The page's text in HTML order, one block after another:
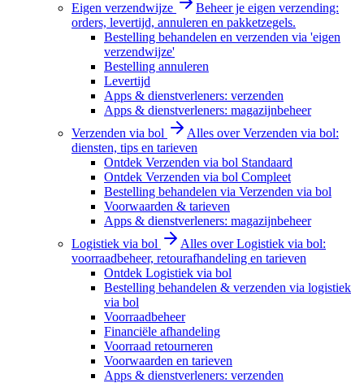
Eigen verzendwijze
Beheer je eigen verzending:
orders, levertijd, annuleren en pakketzegels.
Bestelling behandelen en verzenden via 'eigen
verzendwijze'
Bestelling annuleren
Levertijd
Apps & dienstverleners: verzenden
Apps & dienstverleners: magazijnbeheer
Verzenden via bol
Alles over Verzenden via bol:
diensten, tips en tarieven
Ontdek Verzenden via bol Standaard
Ontdek Verzenden via bol Compleet
Bestelling behandelen via Verzenden via bol
Voorwaarden & tarieven
Apps & dienstverleners: magazijnbeheer
Logistiek via bol
Alles over Logistiek via bol:
voorraadbeheer, retourafhandeling en tarieven
Ontdek Logistiek via bol
Bestelling behandelen & verzenden via logistiek
via bol
Voorraadbeheer
Financiële afhandeling
Voorraad retourneren
Voorwaarden en tarieven
Apps & dienstverleners: verzenden